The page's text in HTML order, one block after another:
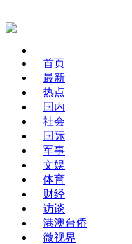
首页
最新
热点
国内
社会
国际
军事
文娱
体育
财经
访谈
港澳台侨
微视界